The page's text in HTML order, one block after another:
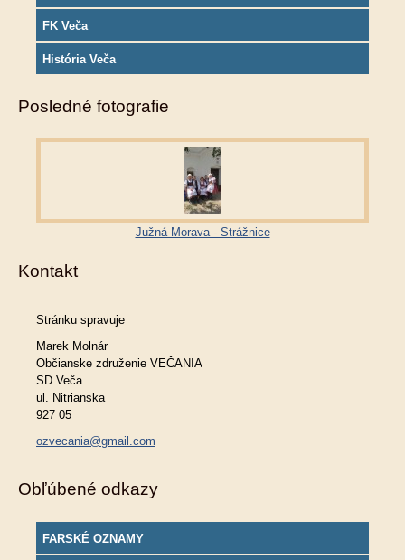
FK Veča
História Veča
Posledné fotografie
Južná Morava - Strážnice
Kontakt
Stránku spravuje
Marek Molnár
Občianske združenie VEČANIA
SD Veča
ul. Nitrianska
927 05
ozvecania@gmail.com
Obľúbené odkazy
FARSKÉ OZNAMY